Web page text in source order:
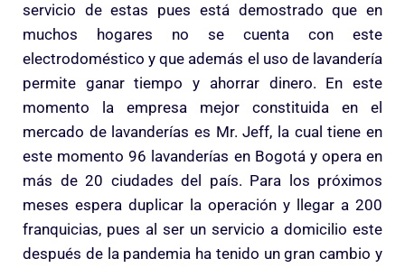
servicio de estas pues está demostrado que en
muchos hogares no se cuenta con este
electrodoméstico y que además el uso de lavandería
permite ganar tiempo y ahorrar dinero. En este
momento la empresa mejor constituida en el
mercado de lavanderías es Mr. Jeff, la cual tiene en
este momento 96 lavanderías en Bogotá y opera en
más de 20 ciudades del país. Para los próximos
meses espera duplicar la operación y llegar a 200
franquicias, pues al ser un servicio a domicilio este
después de la pandemia ha tenido un gran cambio y